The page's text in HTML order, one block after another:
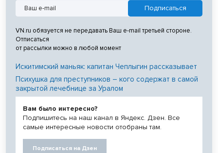
VN.ru обязуется не передавать Ваш e-mail третьей стороне.
Отписаться
от рассылки можно в любой момент
Искитимский маньяк: капитан Чеплыгин рассказывает
Психушка для преступников – кого содержат в самой
закрытой лечебнице за Уралом
Вам было интересно?
Подпишитесь на наш канал в Яндекс. Дзен. Все
самые интересные новости отобраны там.
Подписаться на Дзен